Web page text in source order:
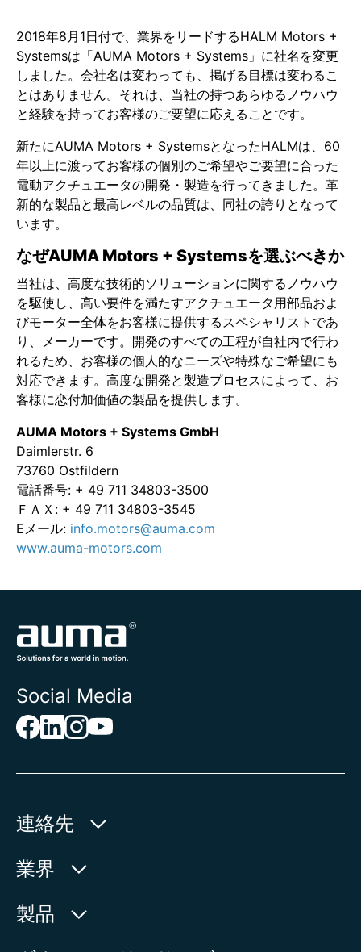
2018年8月1日付で、業界をリードするHALM Motors +
Systemsは「AUMA Motors + Systems」に社名を変更
しました。会社名は変わっても、掲げる目標は変わるこ
とはありません。それは、当社の持つあらゆるノウハウ
と経験を持ってお客様のご要望に応えることです。
新たにAUMA Motors + SystemsとなったHALMは、60
年以上に渡ってお客様の個別のご希望やご要望に合った
電動アクチュエータの開発・製造を行ってきました。革
新的な製品と最高レベルの品質は、同社の誇りとなって
います。
なぜAUMA Motors + Systemsを選ぶべきか
当社は、高度な技術的ソリューションに関するノウハウ
を駆使し、高い要件を満たすアクチュエータ用部品およ
びモーター全体をお客様に提供するスペシャリストであ
り、メーカーです。開発のすべての工程が自社内で行わ
れるため、お客様の個人的なニーズや特殊なご希望にも
対応できます。高度な開発と製造プロセスによって、お
客様に恋付加価値の製品を提供します。
AUMA Motors + Systems GmbH
Daimlerstr. 6
73760 Ostfildern
電話番号: + 49 711 34803-3500
ＦＡＸ: + 49 711 34803-3545
Eメール: info.motors@auma.com
www.auma-motors.com
Social Media
連絡先
AUMA Riester
Aumastr. 1
業界
水利産業
製品